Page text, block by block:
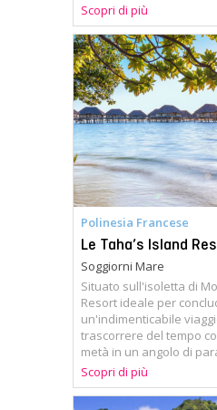
Scopri di più
Polinesia Francese
Le Taha’s Island
Soggiorni Mare
Situato sull'isoletta di
Resort ideale per
un'indimenticabile
trascorrere del tempo
metà in un angolo di
Scopri di più